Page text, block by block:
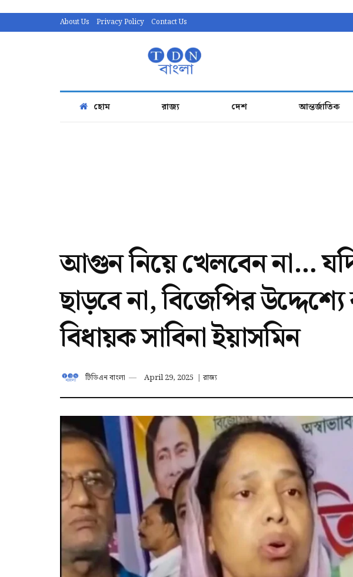
About Us Privacy Policy Contact Us
হোম রাজ্য দেশ আন্তর্জাতিক
আগুন নিয়ে খেলবেন না…
ছাড়বে না, বিজেপির
বিধায়ক সাবিনা ইয়াসমিন
টিডিএন বাংলা April 29, 2025 | রাজ্য